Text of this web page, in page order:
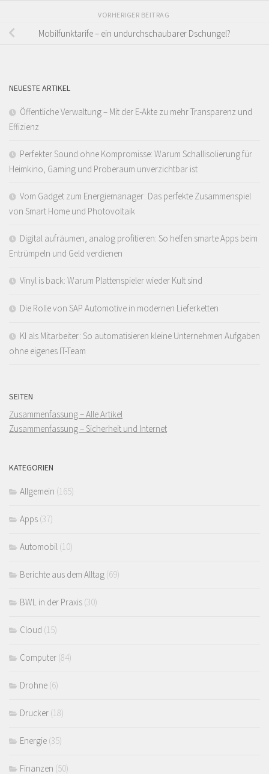
VORHERIGER BEITRAG
Mobilfunktarife – ein undurchschaubarer Dschungel?
NEUESTE ARTIKEL
Öffentliche Verwaltung – Mit der E-Akte zu mehr Transparenz und
Effizienz
Perfekter Sound ohne Kompromisse: Warum Schallisolierung für
Heimkino, Gaming und Proberaum unverzichtbar ist
Vom Gadget zum Energiemanager: Das perfekte Zusammenspiel
von Smart Home und Photovoltaik
Digital aufräumen, analog profitieren: So helfen smarte Apps beim
Entrümpeln und Geld verdienen
Vinyl is back: Warum Plattenspieler wieder Kult sind
Die Rolle von SAP Automotive in modernen Lieferketten
KI als Mitarbeiter: So automatisieren kleine Unternehmen Aufgaben
ohne eigenes IT-Team
SEITEN
Zusammenfassung – Alle Artikel
Zusammenfassung – Sicherheit und Internet
KATEGORIEN
Allgemein (165)
Apps (37)
Automobil (10)
Berichte aus dem Alltag (69)
BWL in der Praxis (30)
Cloud (15)
Computer (84)
Drohne (6)
Drucker (18)
Energie (35)
Finanzen (50)